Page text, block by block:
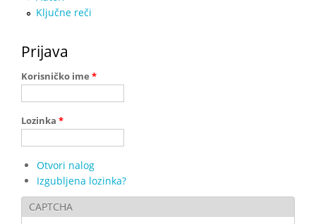
Ključne reči
Prijava
Korisničko ime *
Lozinka *
Otvori nalog
Izgubljena lozinka?
CAPTCHA